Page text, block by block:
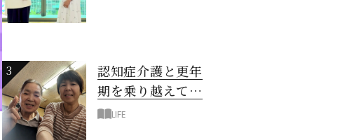
3
認知症介護と更年
期を乗り越えて！
6年の「通い介
LIFE